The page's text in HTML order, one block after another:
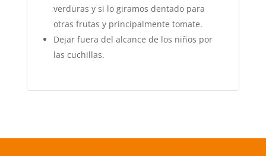
verduras y si lo giramos dentado para
otras frutas y principalmente tomate.
Dejar fuera del alcance de los niños por
las cuchillas.